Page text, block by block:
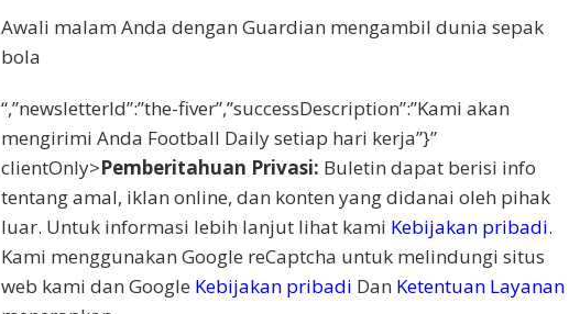
Awali malam Anda dengan Guardian mengambil dunia sepak
bola
“,”newsletterId”:”the-fiver”,”successDescription”:”Kami akan
mengirimi Anda Football Daily setiap hari kerja”}”
clientOnly>Pemberitahuan Privasi: Buletin dapat berisi info
tentang amal, iklan online, dan konten yang didanai oleh pihak
luar. Untuk informasi lebih lanjut lihat kami Kebijakan pribadi.
Kami menggunakan Google reCaptcha untuk melindungi situs
web kami dan Google Kebijakan pribadi Dan Ketentuan Layanan